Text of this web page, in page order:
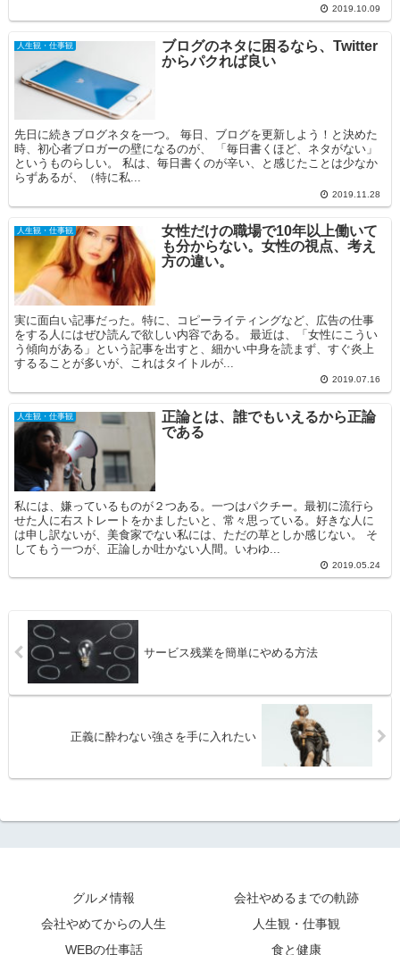
2019.10.09
人生観・仕事観
ブログのネタに困るなら、Twitter
からパクれば良い
先日に続きブログネタを一つ。 毎日、ブログを更新しよう！と決めた
時、初心者ブロガーの壁になるのが、 「毎日書くほど、ネタがない」
というものらしい。 私は、毎日書くのが辛い、と感じたことは少なか
らずあるが、（特に私...
2019.11.28
人生観・仕事観
女性だけの職場で10年以上働いて
も分からない。女性の視点、考え
方の違い。
実に面白い記事だった。特に、コピーライティングなど、広告の仕事
をする人にはぜひ読んで欲しい内容である。 最近は、「女性にこうい
う傾向がある」という記事を出すと、細かい中身を読まず、すぐ炎上
するることが多いが、これはタイトルが...
2019.07.16
人生観・仕事観
正論とは、誰でもいえるから正論
である
私には、嫌っているものが２つある。一つはパクチー。最初に流行ら
せた人に右ストレートをかましたいと、常々思っている。好きな人に
は申し訳ないが、美食家でない私には、ただの草としか感じない。 そ
してもう一つが、正論しか吐かない人間。いわゆ...
2019.05.24
サービス残業を簡単にやめる方法
正義に酔わない強さを手に入れたい
グルメ情報
会社やめるまでの軌跡
会社やめてからの人生
人生観・仕事観
WEBの仕事話
食と健康